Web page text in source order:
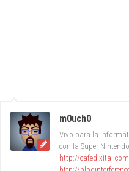
m0uch0
Vivo para la
con la Super
http://cafedixital.com